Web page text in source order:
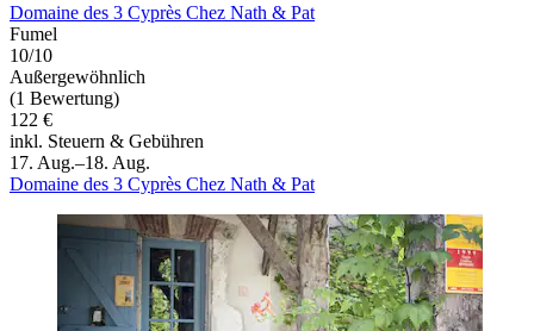
Domaine des 3 Cyprès Chez Nath & Pat
Fumel
10/10
Außergewöhnlich
(1 Bewertung)
122 €
inkl. Steuern & Gebühren
17. Aug.–18. Aug.
Domaine des 3 Cyprès Chez Nath & Pat